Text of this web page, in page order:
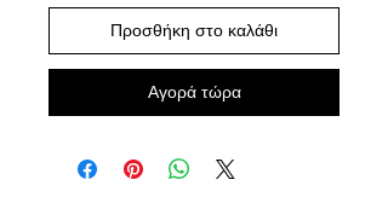
Προσθήκη στο καλάθι
Αγορά τώρα